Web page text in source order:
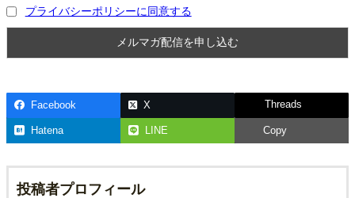
プライバシーポリシーに同意する
Facebook X Threads
Hatena LINE Copy
投稿者プロフィール